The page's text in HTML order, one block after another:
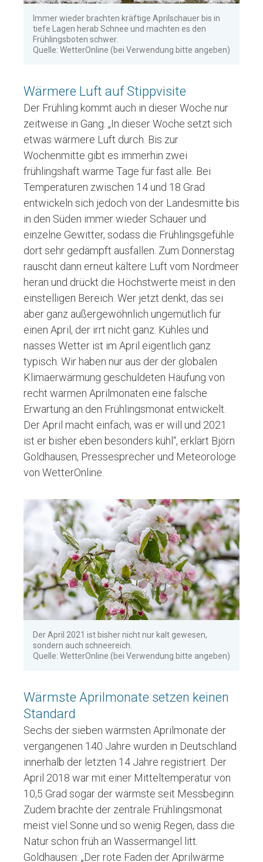
Immer wieder brachten kräftige Aprilschauer bis in
tiefe Lagen herab Schnee und machten es den
Frühlingsboten schwer.
Quelle: WetterOnline (bei Verwendung bitte angeben)
Wärmere Luft auf Stippvisite
Der Frühling kommt auch in dieser Woche nur
zeitweise in Gang. „In dieser Woche setzt sich
etwas wärmere Luft durch. Bis zur
Wochenmitte gibt es immerhin zwei
frühlingshaft warme Tage für fast alle. Bei
Temperaturen zwischen 14 und 18 Grad
entwickeln sich jedoch von der Landesmitte bis
in den Süden immer wieder Schauer und
einzelne Gewitter, sodass die Frühlingsgefühle
dort sehr gedämpft ausfallen. Zum Donnerstag
rauscht dann erneut kältere Luft vom Nordmeer
heran und drückt die Höchstwerte meist in den
einstelligen Bereich. Wer jetzt denkt, das sei
aber ganz außergewöhnlich ungemütlich für
einen April, der irrt nicht ganz. Kühles und
nasses Wetter ist im April eigentlich ganz
typisch. Wir haben nur aus der der globalen
Klimaerwärmung geschuldeten Häufung von
recht warmen Aprilmonaten eine falsche
Erwartung an den Frühlingsmonat entwickelt.
Der April macht einfach, was er will und 2021
ist er bisher eben besonders kühl“, erklärt Björn
Goldhausen, Pressesprecher und Meteorologe
von WetterOnline.
Der April 2021 ist bisher nicht nur kalt gewesen,
sondern auch schneereich.
Quelle: WetterOnline (bei Verwendung bitte angeben)
Wärmste Aprilmonate setzen keinen
Standard
Sechs der sieben wärmsten Aprilmonate der
vergangenen 140 Jahre wurden in Deutschland
innerhalb der letzten 14 Jahre registriert. Der
April 2018 war mit einer Mitteltemperatur von
10,5 Grad sogar der wärmste seit Messbeginn.
Zudem brachte der zentrale Frühlingsmonat
meist viel Sonne und so wenig Regen, dass die
Natur schon früh an Wassermangel litt.
Goldhausen: „Der rote Faden der Aprilwärme